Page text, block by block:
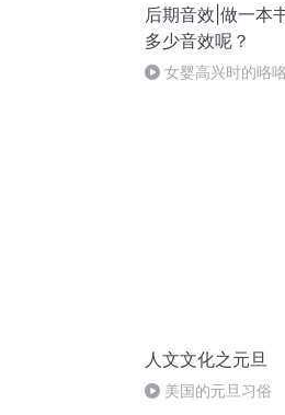
后期音效|做一本
多少音效呢？
女婴高兴时的咯
人文文化之元旦
美国的元旦习俗